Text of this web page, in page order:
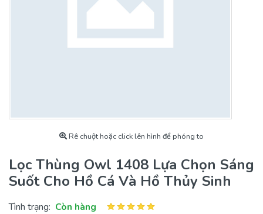
Rê chuột hoặc click lên hình để phóng to
Lọc Thùng Owl 1408 Lựa Chọn Sáng
Suốt Cho Hồ Cá Và Hồ Thủy Sinh
Tình trạng: Còn hàng